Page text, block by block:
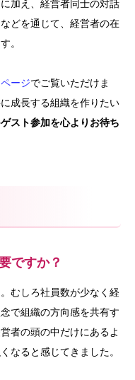
加え、経営者同士の対話
どを通じて、経営者の在
。
ージでご覧いただけま
成長する組織を作りたい
ゲスト参加を心よりお待ち
ですか？
むしろ社員数が少なく経
で組織の方向感を共有す
者の頭の中だけにあるよ
なると感じてきました。